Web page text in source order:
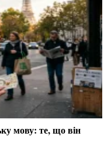
мову: те, що він